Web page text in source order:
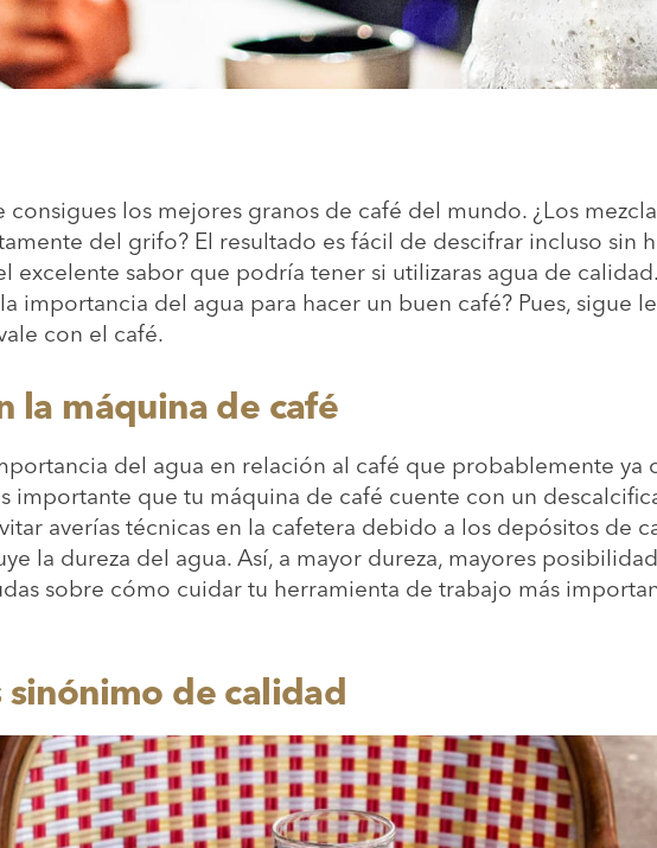
los mejores granos de café del mundo. ¿Los
del grifo? El resultado es fácil de descifrar incluso sin
excelente sabor que podría tener si utilizaras agua de
importancia del agua para hacer un buen café? Pues, sigue
con el café.
la máquina de café
del agua en relación al café que probablemente ya
importante que tu máquina de café cuente con un
averías técnicas en la cafetera debido a los depósitos de
la dureza del agua. Así, a mayor dureza, mayores
sobre cómo cuidar tu herramienta de trabajo más
sinónimo de calidad